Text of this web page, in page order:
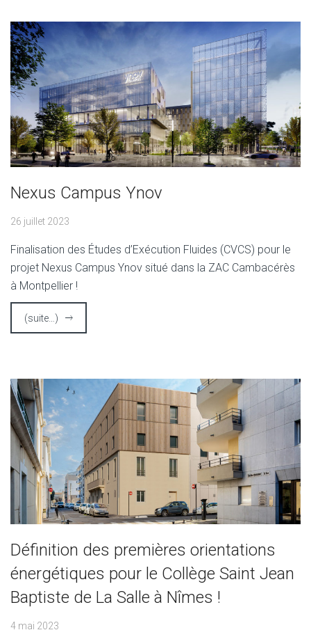
Nexus Campus Ynov
26 juillet 2023
Finalisation des Études d’Exécution Fluides (CVCS) pour le
projet Nexus Campus Ynov situé dans la ZAC Cambacérès
à Montpellier !
(suite…)
Définition des premières orientations
énergétiques pour le Collège Saint Jean
Baptiste de La Salle à Nîmes !
4 mai 2023